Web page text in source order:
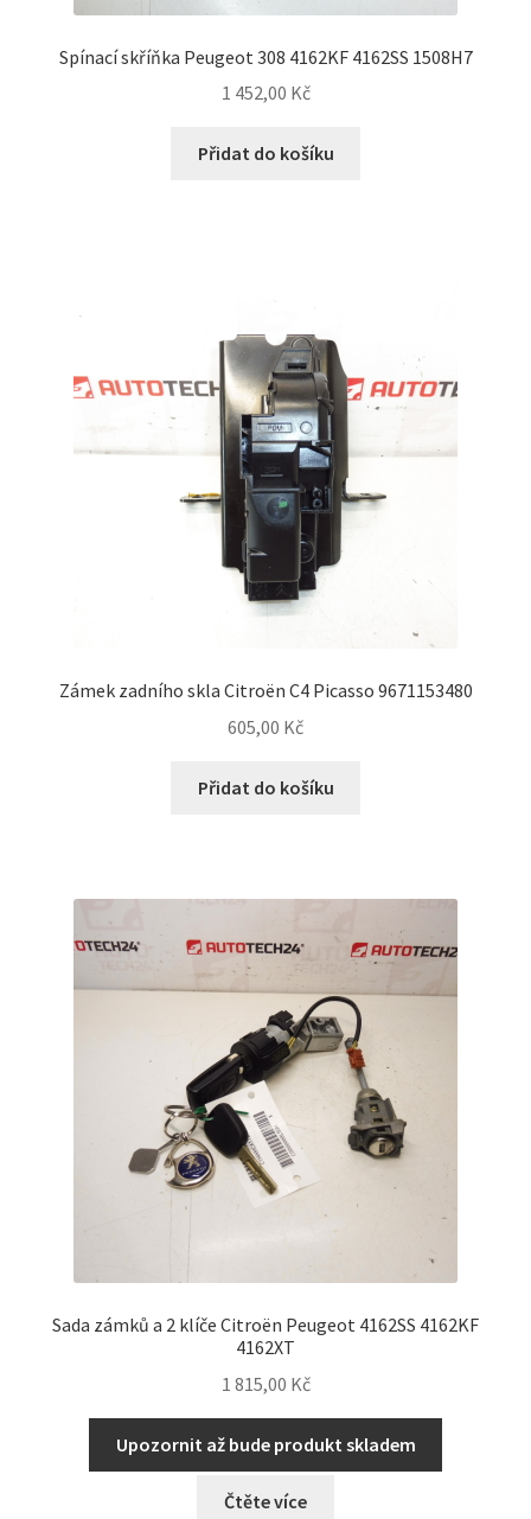
Spínací skříňka Peugeot 308 4162KF 4162SS 1508H7
1 452,00 Kč
Přidat do košíku
Zámek zadního skla Citroën C4 Picasso 9671153480
605,00 Kč
Přidat do košíku
Sada zámků a 2 klíče Citroën Peugeot 4162SS 4162KF
4162XT
1 815,00 Kč
Upozornit až bude produkt skladem
Čtěte více